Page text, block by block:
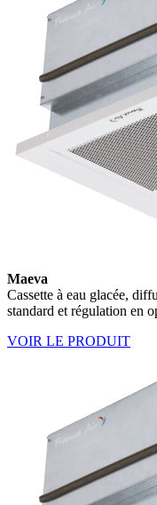
Maeva
Cassette à eau glacée,
standard et régulation en
VOIR LE PRODUIT